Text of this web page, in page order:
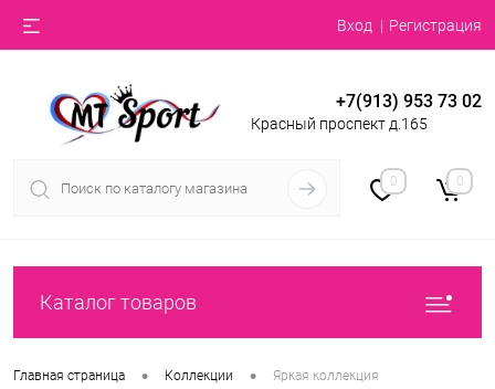
Вход Регистрация
+7(913) 953 73 02
Красный проспект д.165
0 0
Каталог товаров
Главная страница • Коллекции • Яркая коллекция